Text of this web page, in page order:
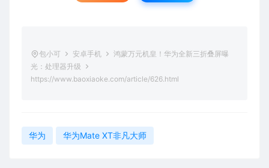
包小可 安卓手机
鸿蒙万元机皇！华为全新三折叠屏曝
光：处理器升级
https://www.baoxiaoke.com/article/626.html
华为 华为Mate XT非凡大师